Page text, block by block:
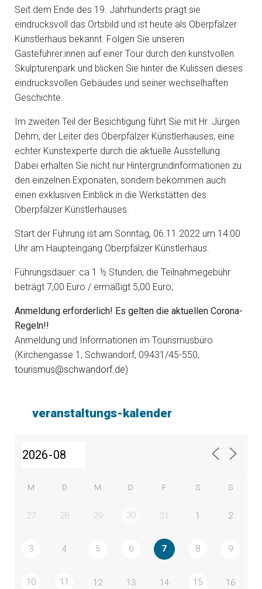
Seit dem Ende des 19. Jahrhunderts prägt sie
eindrucksvoll das Ortsbild und ist heute als Oberpfälzer
Künstlerhaus bekannt. Folgen Sie unseren
Gästeführer:innen auf einer Tour durch den kunstvollen
Skulpturenpark und blicken Sie hinter die Kulissen dieses
eindrucksvollen Gebäudes und seiner wechselhaften
Geschichte.
Im zweiten Teil der Besichtigung führt Sie mit Hr. Jürgen
Dehm, der Leiter des Oberpfälzer Künstlerhauses, eine
echter Kunstexperte durch die aktuelle Ausstellung.
Dabei erhalten Sie nicht nur Hintergrundinformationen zu
den einzelnen Exponaten, sondern bekommen auch
einen exklusiven Einblick in die Werkstätten des
Oberpfälzer Künstlerhauses.
Start der Führung ist am Sonntag, 06.11.2022 um 14:00
Uhr am Haupteingang Oberpfälzer Künstlerhaus.
Führungsdauer: ca 1 ½ Stunden, die Teilnahmegebühr
beträgt 7,00 Euro / ermäßigt 5,00 Euro;
Anmeldung erforderlich! Es gelten die aktuellen Corona-
Regeln!!
Anmeldung und Informationen im Tourismusbüro
(Kirchengasse 1, Schwandorf, 09431/45-550,
tourismus@schwandorf.de)
veranstaltungs-kalender
M D M D F S S
27 28 29 30 31 1 2
3 4 5 6 7 8 9
10 11 12 13 14 15 16